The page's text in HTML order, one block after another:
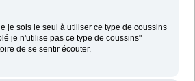
je sois le seul à utiliser ce type de coussins
je n'utilise pas ce type de coussins"
de se sentir écouter.